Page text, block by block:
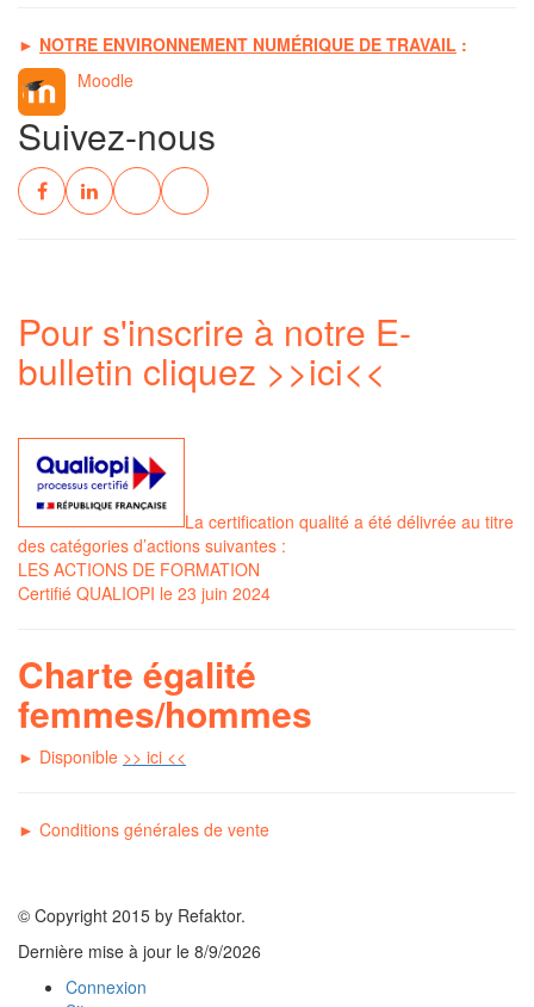
► NOTRE ENVIRONNEMENT NUMÉRIQUE DE TRAVAIL :
Moodle
Suivez-nous
Pour s'inscrire à notre E-
bulletin cliquez >>ici<<
La certification qualité a été délivrée au titre
des catégories d’actions suivantes :
LES ACTIONS DE FORMATION
Certifié QUALIOPI le 23 juin 2024
Charte égalité
femmes/hommes
► Disponible >> ici <<
► Conditions générales de vente
© Copyright 2015 by Refaktor.
Dernière mise à jour le 8/9/2026
Connexion